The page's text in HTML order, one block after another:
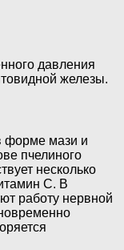
давления
железы.
форме мази и
пчелиного
несколько
С. В
работу нервной